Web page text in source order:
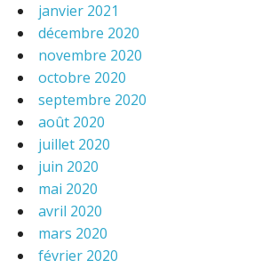
janvier 2021
décembre 2020
novembre 2020
octobre 2020
septembre 2020
août 2020
juillet 2020
juin 2020
mai 2020
avril 2020
mars 2020
février 2020